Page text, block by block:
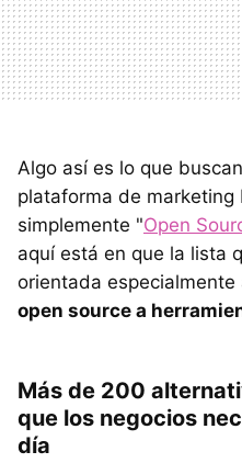
Algo así es lo que
plataforma de
simplemente "Open
aquí está en que la lista
orientada especialmente
open source a
Más de 200
que los negocios
día